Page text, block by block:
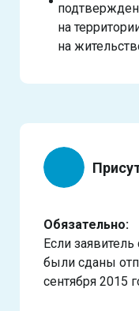
на
на
Обязательно:
Если
были сданы
сентября 2015